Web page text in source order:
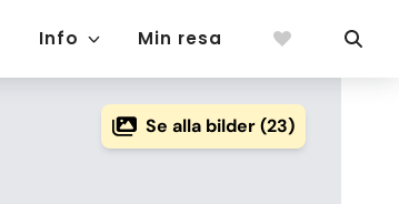
Info Min resa
Se alla bilder (23)